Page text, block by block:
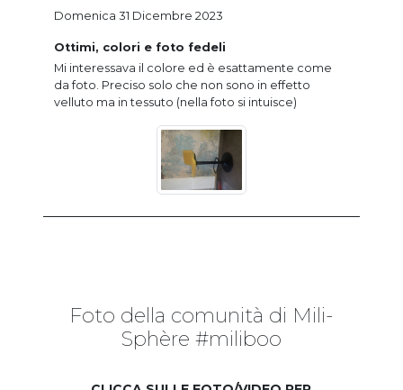
Ottimi, colori e foto fedeli
Mi interessava il colore ed è esattamente come
da foto. Preciso solo che non sono in effetto
velluto ma in tessuto (nella foto si intuisce)
Domenica 31 Dicembre 2023
Foto della comunità di Mili-
Sphère #miliboo